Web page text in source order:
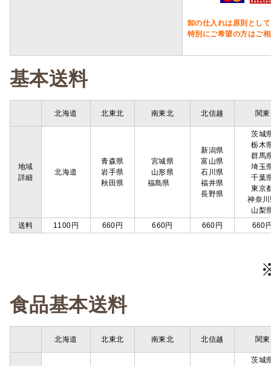
卸の仕入れは原則とし
特別にご希望の方はご
基本送料
北海道 北東北 南東北 北信越 関東
地域
詳細
北海道
青森県
岩手県
秋田県
宮城県
山形県
福島県
新潟県
富山県
石川県
福井県
長野県
茨城
栃木
群馬
埼玉
千葉
東京
神奈
山梨
送料
1100円 660円 660円 660円 660
食品基本送料
北海道 北東北 南東北 北信越 関東
茨城